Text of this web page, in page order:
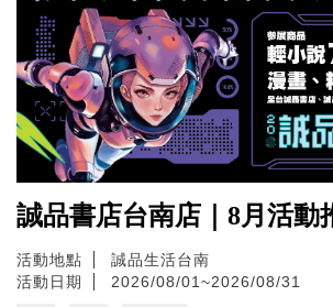
誠品書店台南店｜8月活動
活動地點
誠品生活台南
活動日期
2026/08/01~2026/08/31